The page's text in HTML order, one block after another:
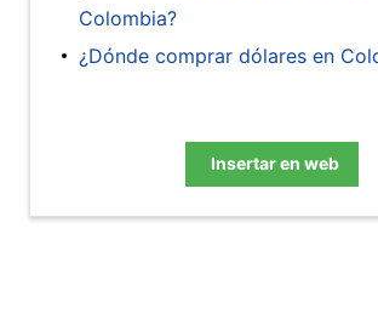
Colombia?
¿Dónde comprar dólares en
Insertar en web